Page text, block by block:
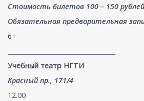
Стоимость билетов 100 – 150 рублей
Обязательная предварительная
6+
Учебный театр НГТИ
Красный пр., 171/4
12.00